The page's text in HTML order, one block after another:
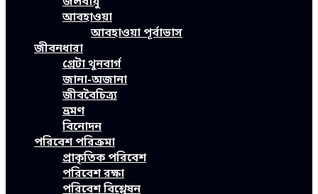
আবহাওয়া
আবহাওয়া পূর্বাভাস
জীবনধারা
গ্রেটা থুনবার্গ
জানা-অজানা
জীববৈচিত্র্য
ভ্রমণ
বিনোদন
পরিবেশ পরিক্রমা
প্রাকৃতিক পরিবেশ
পরিবেশ রক্ষা
পরিবেশ বিশ্লেষন